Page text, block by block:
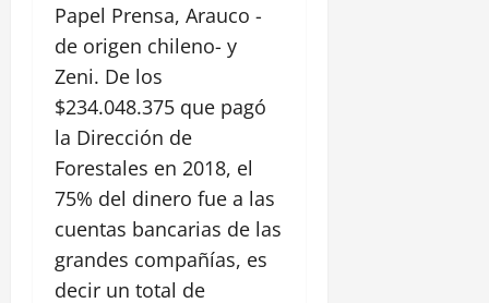
Papel Prensa, Arauco -
de origen chileno- y
Zeni. De los
$234.048.375 que pagó
la Dirección de
Forestales en 2018, el
75% del dinero fue a las
cuentas bancarias de las
grandes compañías, es
decir un total de